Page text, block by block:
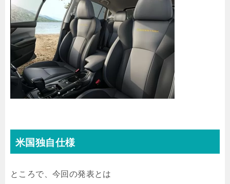
米国独自仕様
ところで、今回の発表とは